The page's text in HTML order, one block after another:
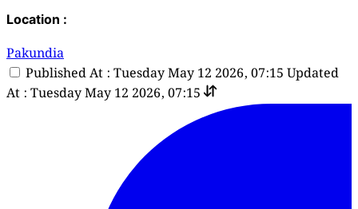
Location :
Pakundia
Published At : Tuesday May 12 2026, 07:15 Updated
At : Tuesday May 12 2026, 07:15